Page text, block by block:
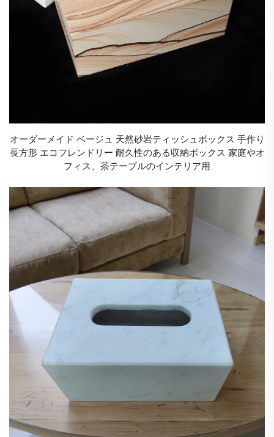
オーダーメイド ベージュ 天然砂岩ティッシュボックス 手作り
長方形 エコフレンドリー 耐久性のある収納ボックス 家庭やオ
フィス、茶テーブルのインテリア用